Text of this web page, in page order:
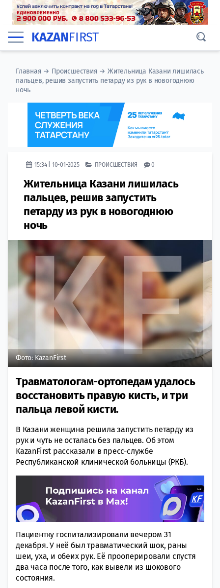
KAZANFIRST
Главная → Происшествия →Жительница Казани лишилась
пальцев, решив запустить петарду из рук в новогоднюю
ночь
15:34 | 10-01-2025 ПРОИСШЕСТВИЯ 0
Жительница Казани лишилась
пальцев, решив запустить
петарду из рук в новогоднюю
ночь
Фото: KazanFirst
Травматологам-ортопедам удалось
восстановить правую кисть, и три
пальца левой кисти.
В Казани женщина решила запустить петарду из
рук и чуть не осталась без пальцев. Об этом
KazanFirst рассказали в пресс-службе
Республиканской клинической больницы (РКБ).
Пациентку госпитализировали вечером 31
декабря. У неё был травматический шок, раны
шеи, уха, и обеих рук. Её прооперировали спустя
два часа после того, как вывели из шокового
состояния.